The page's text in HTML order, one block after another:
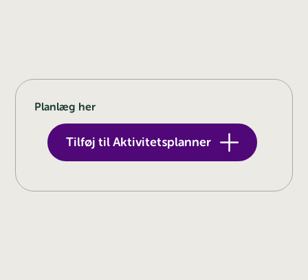
Planlæg her
Tilføj til Aktivitetsplanner